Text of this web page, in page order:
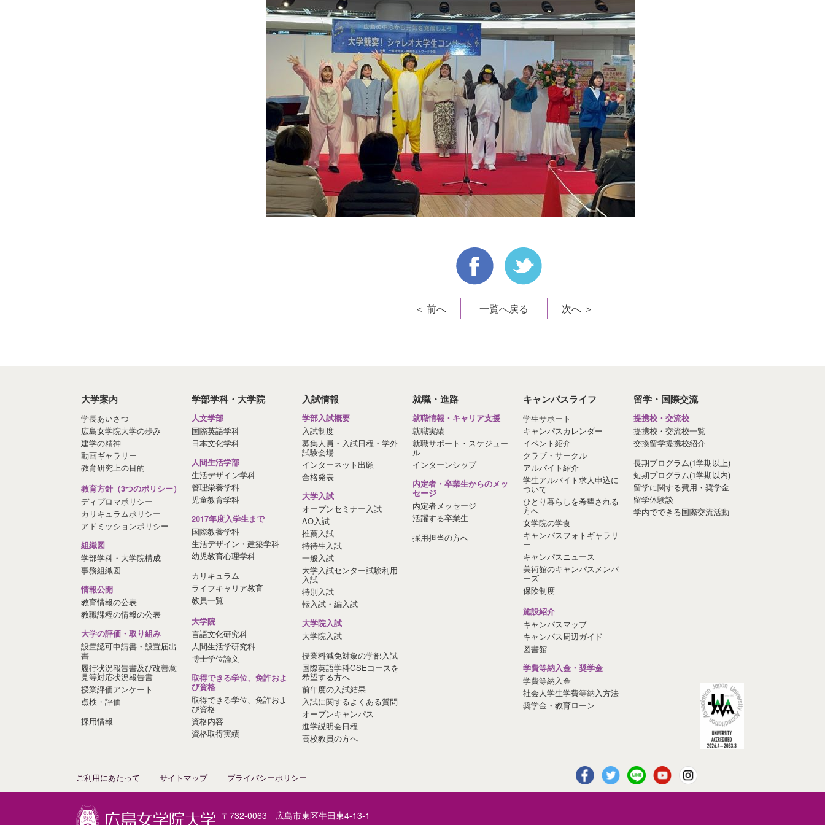
＜ 前へ 一覧へ戻る 次へ ＞
大学案内
学長あいさつ
広島女学院大学の歩み
建学の精神
動画ギャラリー
教育研究上の目的
教育方針（3つのポリシー）
ディプロマポリシー
カリキュラムポリシー
アドミッションポリシー
組織図
学部学科・大学院構成
事務組織図
情報公開
教育情報の公表
教職課程の情報の公表
大学の評価・取り組み
設置認可申請書・設置届出
書
履行状況報告書及び改善意
見等対応状況報告書
授業評価アンケート
点検・評価
採用情報
学部学科・大学院
人文学部
国際英語学科
日本文化学科
人間生活学部
生活デザイン学科
管理栄養学科
児童教育学科
2017年度入学生まで
国際教養学科
生活デザイン・建築学科
幼児教育心理学科
カリキュラム
ライフキャリア教育
教員一覧
大学院
言語文化研究科
人間生活学研究科
博士学位論文
取得できる学位、免許およ
び資格
取得できる学位、免許およ
び資格
資格内容
資格取得実績
入試情報
学部入試概要
入試制度
募集人員・入試日程・学外
試験会場
インターネット出願
合格発表
大学入試
オープンセミナー入試
AO入試
推薦入試
特待生入試
一般入試
大学入試センター試験利用
入試
特別入試
転入試・編入試
大学院入試
大学院入試
授業料減免対象の学部入試
国際英語学科GSEコースを
希望する方へ
前年度の入試結果
入試に関するよくある質問
オープンキャンパス
進学説明会日程
高校教員の方へ
就職・進路
就職情報・キャリア支援
就職実績
就職サポート・スケジュー
ル
インターンシップ
内定者・卒業生からのメッ
セージ
内定者メッセージ
活躍する卒業生
採用担当の方へ
キャンパスライフ
学生サポート
キャンパスカレンダー
イベント紹介
クラブ・サークル
アルバイト紹介
学生アルバイト求人申込に
ついて
ひとり暮らしを希望される
方へ
女学院の学食
キャンパスフォトギャラリ
ー
キャンパスニュース
美術館のキャンパスメンバ
ーズ
保険制度
施設紹介
キャンパスマップ
キャンパス周辺ガイド
図書館
学費等納入金・奨学金
学費等納入金
社会人学生学費等納入方法
奨学金・教育ローン
留学・国際交流
提携校・交流校
提携校・交流校一覧
交換留学提携校紹介
長期プログラム(1学期以上)
短期プログラム(1学期以内)
留学に関する費用・奨学金
留学体験談
学内でできる国際交流活動
ご利用にあたって サイトマップ プライバシーポリシー
〒732-0063 広島市東区牛田東4-13-1